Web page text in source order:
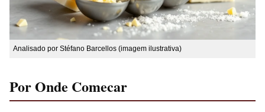
Analisado por Stéfano Barcellos (imagem ilustrativa)
Por Onde Comecar